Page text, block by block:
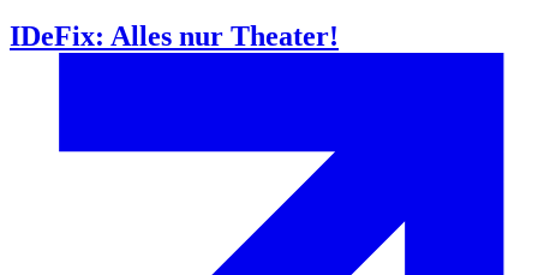
IDeFix: Alles nur Theater!